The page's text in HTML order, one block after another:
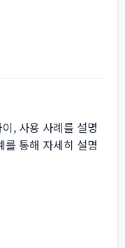
이, 사용 사례를 설명
통해 자세히 설명